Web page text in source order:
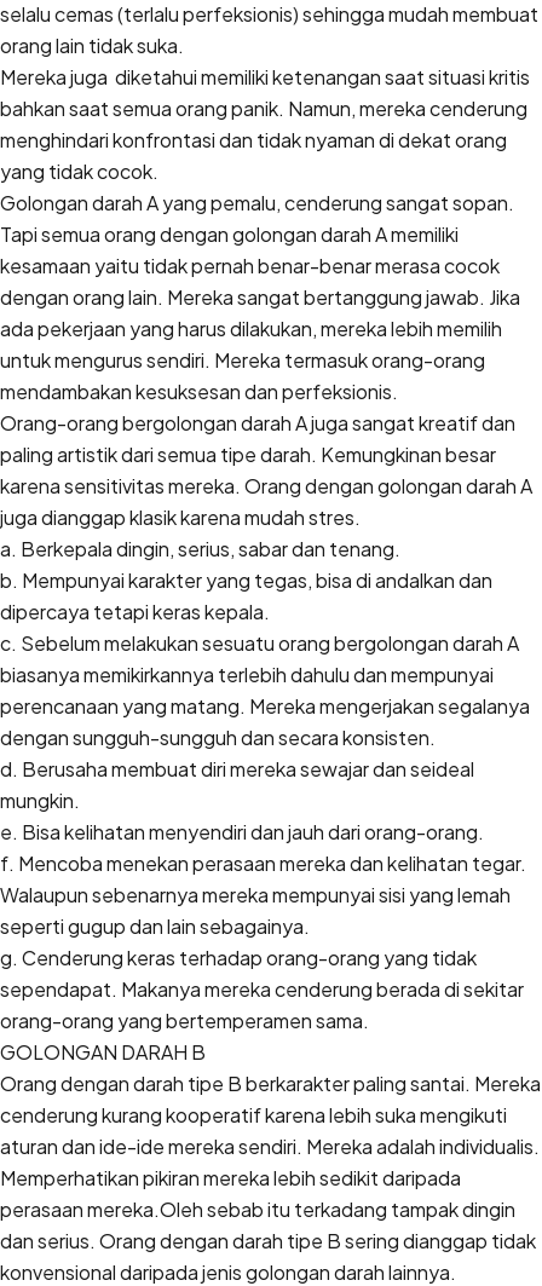
selalu cemas (terlalu perfeksionis) sehingga mudah membuat
orang lain tidak suka.
Mereka juga diketahui memiliki ketenangan saat situasi kritis
bahkan saat semua orang panik. Namun, mereka cenderung
menghindari konfrontasi dan tidak nyaman di dekat orang
yang tidak cocok.
Golongan darah A yang pemalu, cenderung sangat sopan.
Tapi semua orang dengan golongan darah A memiliki
kesamaan yaitu tidak pernah benar-benar merasa cocok
dengan orang lain. Mereka sangat bertanggung jawab. Jika
ada pekerjaan yang harus dilakukan, mereka lebih memilih
untuk mengurus sendiri. Mereka termasuk orang-orang
mendambakan kesuksesan dan perfeksionis.
Orang-orang bergolongan darah A juga sangat kreatif dan
paling artistik dari semua tipe darah. Kemungkinan besar
karena sensitivitas mereka. Orang dengan golongan darah A
juga dianggap klasik karena mudah stres.
a. Berkepala dingin, serius, sabar dan tenang.
b. Mempunyai karakter yang tegas, bisa di andalkan dan
dipercaya tetapi keras kepala.
c. Sebelum melakukan sesuatu orang bergolongan darah A
biasanya memikirkannya terlebih dahulu dan mempunyai
perencanaan yang matang. Mereka mengerjakan segalanya
dengan sungguh-sungguh dan secara konsisten.
d. Berusaha membuat diri mereka sewajar dan seideal
mungkin.
e. Bisa kelihatan menyendiri dan jauh dari orang-orang.
f. Mencoba menekan perasaan mereka dan kelihatan tegar.
Walaupun sebenarnya mereka mempunyai sisi yang lemah
seperti gugup dan lain sebagainya.
g. Cenderung keras terhadap orang-orang yang tidak
sependapat. Makanya mereka cenderung berada di sekitar
orang-orang yang bertemperamen sama.
GOLONGAN DARAH B
Orang dengan darah tipe B berkarakter paling santai. Mereka
cenderung kurang kooperatif karena lebih suka mengikuti
aturan dan ide-ide mereka sendiri. Mereka adalah individualis.
Memperhatikan pikiran mereka lebih sedikit daripada
perasaan mereka.Oleh sebab itu terkadang tampak dingin
dan serius. Orang dengan darah tipe B sering dianggap tidak
konvensional daripada jenis golongan darah lainnya.